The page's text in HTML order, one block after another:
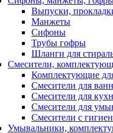
Выпуски,
Манжеты
Сифоны
Трубы гофры
Шланги для
Смесители,
Комплектующие
Смесители для
Смесители для
Смесители для
Смесители с
Умывальники,